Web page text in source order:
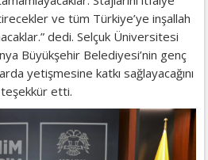
ve tüm Türkiye’ye inşallah
dedi. Selçuk Üniversitesi
Büyükşehir Belediyesi’nin genç
yetişmesine katkı sağlayacağını
etti.